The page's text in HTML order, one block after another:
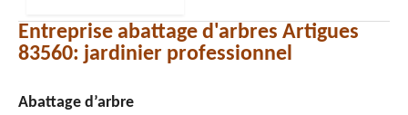
Entreprise abattage d'arbres Artigues
83560: jardinier professionnel
Abattage d’arbre